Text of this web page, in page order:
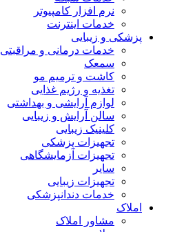
نرم افزار کامپیوتر
خدمات اینترنت
پزشکی و زیبایی
خدمات درمانی و مراقبتی
سمعک
کاشت و ترمیم مو
تغذیه و رژیم غذایی
لوازم آرایشی و بهداشتی
سالن آرایش و زیبایی
کلینیک زیبایی
تجهیزات پزشکی
تجهیزات آزمایشگاهی
سایر
تجهیزات زیبایی
خدمات دندانپزشکی
املاک
مشاور املاک